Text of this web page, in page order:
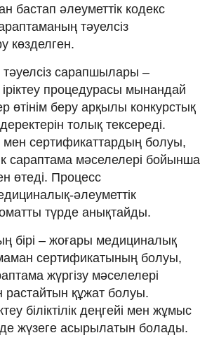
бастап әлеуметтік кодекс
тәуелсіз
көзделген.
сарапшылары –
процедурасы мынандай
өтінім беру арқылы конкурстық
толық тексереді.
сертификаттардың болуы,
сараптама мәселелері бойынша
өтеді. Процесс
әлеуметтік
түрде анықтайды.
бірі – жоғары медициналық
сертификатының болуы,
жүргізу мәселелері
құжат болуы.
біліктілік деңгейі мен жұмыс
жүзеге асырылатын болады.